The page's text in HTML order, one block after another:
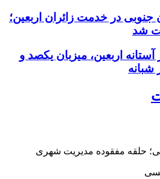
جنوبی در خدمت زائران اربعین؛
شد
اربعین، میزبان یکصد و
شبانه